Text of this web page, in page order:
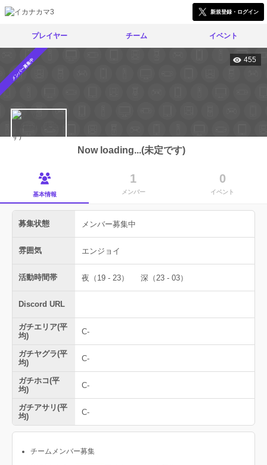
新規登録・ログイン
プレイヤー チーム イベント
メンバー募集中 455
Now loading...(未定です)
基本情報
1
メンバー
0
イベント
募集状態 メンバー募集中
雰囲気 エンジョイ
活動時間帯 夜（19 - 23） 深（23 - 03）
Discord URL
ガチエリア(平
均)
C-
ガチヤグラ(平
均)
C-
ガチホコ(平
均)
C-
ガチアサリ(平
均)
C-
チームメンバー募集